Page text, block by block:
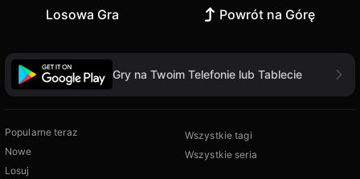
Losowa Gra Powrót na Górę
Gry na Twoim Telefonie lub Tablecie
Popularne teraz
Nowe
Losuj
Wszystkie tagi
Wszystkie seria